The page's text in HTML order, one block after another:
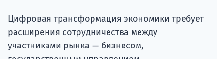
Цифровая трансформация экономики требует
расширения сотрудничества между
участниками рынка — бизнесом,